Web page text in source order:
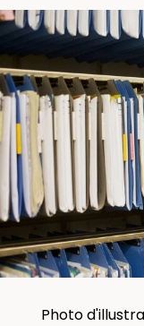
Photo